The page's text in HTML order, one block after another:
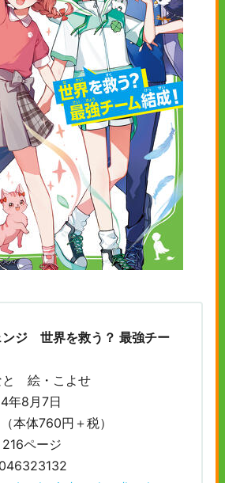
ンジ 世界を救う？ 最強チー
と 絵・こよせ
年8月7日
本体760円＋税）
ページ